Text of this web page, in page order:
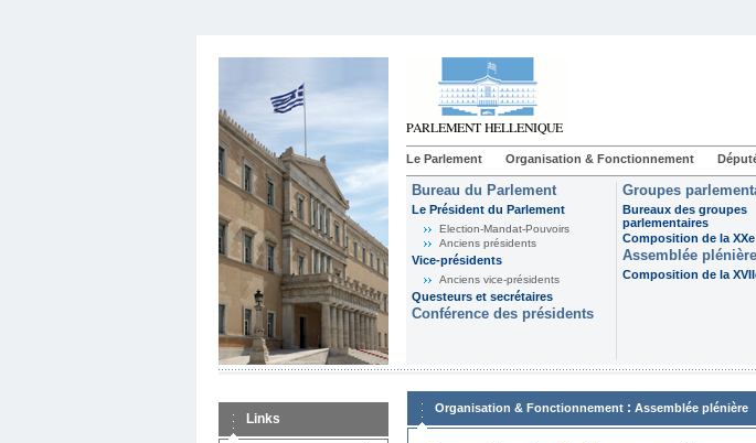
Le Parlement Organisation & Fonctionnement
Bureau du Parlement
Le Président du Parlement
Election-Mandat-Pouvoirs
Anciens présidents
Vice-présidents
Anciens vice-présidents
Questeurs et secrétaires
Conférence des présidents
Groupes
Bureaux des groupes
parlementaires
Composition de la
Assemblée plénière
Composition de la
Links
Organisation & Fonctionnement : Assemblée plénière